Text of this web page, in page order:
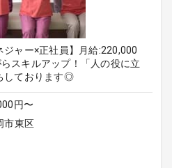
ジャー×正社員】月給:220,000
スキルアップ！「人の役に立
しております◎
円〜
市東区